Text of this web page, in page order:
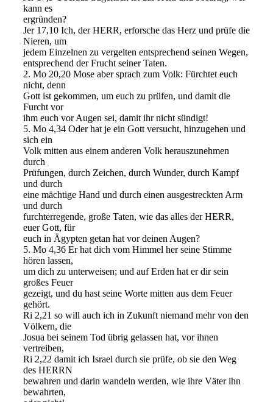
kann es
ergründen?
Jer 17,10 Ich, der HERR, erforsche das Herz und prüfe die
Nieren, um
jedem Einzelnen zu vergelten entsprechend seinen Wegen,
entsprechend der Frucht seiner Taten.
2. Mo 20,20 Mose aber sprach zum Volk: Fürchtet euch
nicht, denn
Gott ist gekommen, um euch zu prüfen, und damit die
Furcht vor
ihm euch vor Augen sei, damit ihr nicht sündigt!
5. Mo 4,34 Oder hat je ein Gott versucht, hinzugehen und
sich ein
Volk mitten aus einem anderen Volk herauszunehmen
durch
Prüfungen, durch Zeichen, durch Wunder, durch Kampf
und durch
eine mächtige Hand und durch einen ausgestreckten Arm
und durch
furchterregende, große Taten, wie das alles der HERR,
euer Gott, für
euch in Ägypten getan hat vor deinen Augen?
5. Mo 4,36 Er hat dich vom Himmel her seine Stimme
hören lassen,
um dich zu unterweisen; und auf Erden hat er dir sein
großes Feuer
gezeigt, und du hast seine Worte mitten aus dem Feuer
gehört.
Ri 2,21 so will auch ich in Zukunft niemand mehr von den
Völkern, die
Josua bei seinem Tod übrig gelassen hat, vor ihnen
vertreiben,
Ri 2,22 damit ich Israel durch sie prüfe, ob sie den Weg
des HERRN
bewahren und darin wandeln werden, wie ihre Väter ihn
bewahrten,